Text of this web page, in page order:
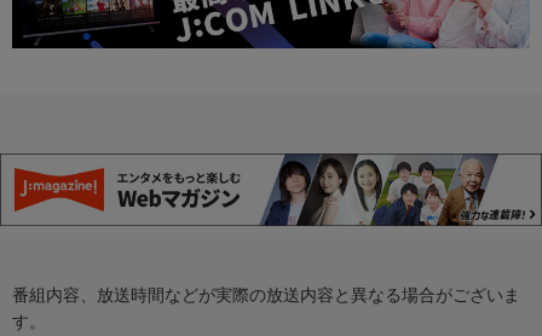
番組内容、放送時間などが実際の放送内容と異なる場合がございま
す。